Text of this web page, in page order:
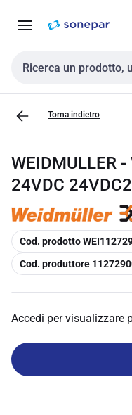
navigazione alla
Cerca input
Torna indietro
WEIDMULLER
24VDC
copia
Cod. prodotto
copia
Cod. produttore
Accedi per visualizzare